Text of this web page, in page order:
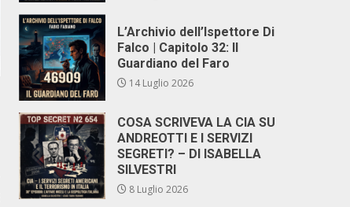
L’Archivio dell’Ispettore Di
Falco | Capitolo 32: Il
Guardiano del Faro
14 Luglio 2026
COSA SCRIVEVA LA CIA SU
ANDREOTTI E I SERVIZI
SEGRETI? – DI ISABELLA
SILVESTRI
8 Luglio 2026